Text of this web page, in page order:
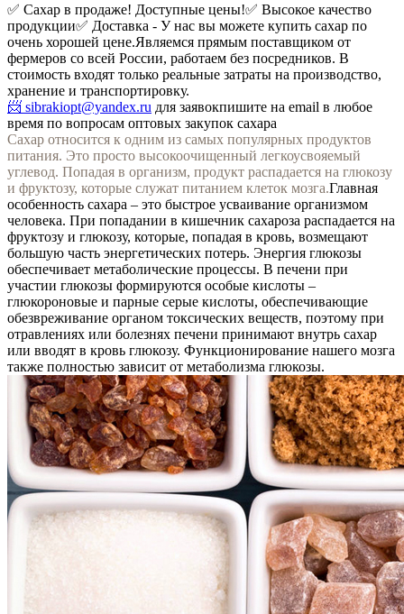
✅ Сахар в продаже! Доступные цены!✅ Высокое качество
продукции✅ Доставка - У нас вы можете купить сахар по
очень хорошей цене.Являемся прямым поставщиком от
фермеров со всей России, работаем без посредников. В
стоимость входят только реальные затраты на производство,
хранение и транспортировку.
📨 sibrakiopt@yandex.ru для заявокпишите на email в любое
время по вопросам оптовых закупок сахара
Сахар относится к одним из самых популярных продуктов
питания. Это просто высокоочищенный легкоусвояемый
углевод. Попадая в организм, продукт распадается на глюкозу
и фруктозу, которые служат питанием клеток мозга.Главная
особенность сахара – это быстрое усваивание организмом
человека. При попадании в кишечник сахароза распадается на
фруктозу и глюкозу, которые, попадая в кровь, возмещают
большую часть энергетических потерь. Энергия глюкозы
обеспечивает метаболические процессы. В печени при
участии глюкозы формируются особые кислоты –
глюкороновые и парные серые кислоты, обеспечивающие
обезвреживание органом токсических веществ, поэтому при
отравлениях или болезнях печени принимают внутрь сахар
или вводят в кровь глюкозу. Функционирование нашего мозга
также полностью зависит от метаболизма глюкозы.